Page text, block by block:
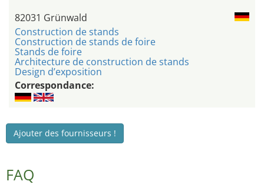
82031 Grünwald
Construction de stands
Construction de stands de foire
Stands de foire
Architecture de construction de stands
Design d’exposition
Correspondance:
Ajouter des fournisseurs !
FAQ